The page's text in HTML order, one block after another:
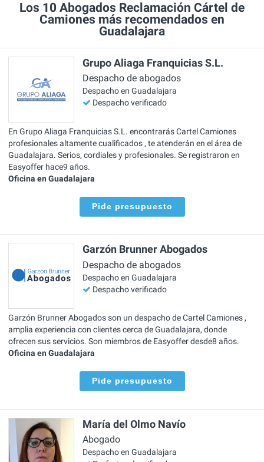
Los 10 Abogados Reclamación Cártel de
Camiones más recomendados en
Guadalajara
Grupo Aliaga Franquicias S.L.
Despacho de abogados
Despacho en Guadalajara
Despacho verificado
En Grupo Aliaga Franquicias S.L. encontrarás Cartel Camiones
profesionales altamente cualificados , te atenderán en el área de
Guadalajara. Serios, cordiales y profesionales. Se registraron en
Easyoffer hace9 años.
Oficina en Guadalajara
Pide presupuesto
Garzón Brunner Abogados
Despacho de abogados
Despacho en Guadalajara
Despacho verificado
Garzón Brunner Abogados son un despacho de Cartel Camiones ,
amplia experiencia con clientes cerca de Guadalajara, donde
ofrecen sus servicios. Son miembros de Easyoffer desde8 años.
Oficina en Guadalajara
Pide presupuesto
María del Olmo Navío
Abogado
Despacho en Guadalajara